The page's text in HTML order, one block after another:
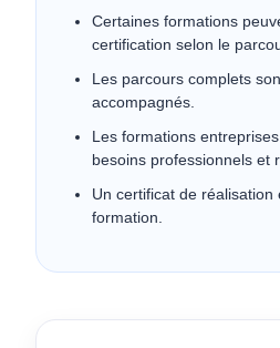
Certaines formations
certification selon le
Les parcours complets
accompagnés.
Les formations
besoins professionnels et
Un certificat de réalisation
formation.